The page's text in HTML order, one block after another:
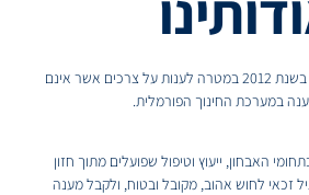
מכון הדרך להצלחה הוקם בשנת 2012 במטרה לענות על צרכים אשר אינם
במערכת החינוך הפורמלית.
האבחון, ייעוץ וטיפול שפועלים מתוך חזון
זכאי לחוש אהוב, מקובל ובטוח, ולקבל מענה